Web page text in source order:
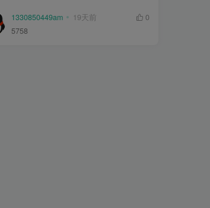
1330850449am 19天前
0
5758